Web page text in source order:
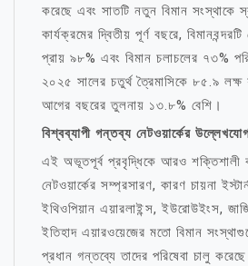
করেছে এবং সাতটি নতুন বিমান সংস্থাকে
কার্যক্রমের দ্বিতীয় পূর্ণ বছরে,
প্রায় ৯৮% এবং বিমান চলাচলের ৭৩%
২০২৫ সালের চতুর্থ ত্রৈমাসিকে ৮৫.৯ লক্ষ
আগের বছরের তুলনায় ১৩.৮% বেশি।
বিশ্বব্যাপী গন্তব্য নেটওয়ার্কের
এই অভূতপূর্ব প্রবৃদ্ধিকে আরও শক্তিশালী
নেটওয়ার্কের সম্প্রসারণ, কারণ চায়না
ইথিওপিয়ান এয়ারলাইন্স, ইউরোউইংস,
ইতিহাদ এয়ারওয়েজের মতো বিমান
প্রধান গন্তব্যে তাদের পরিষেবা চালু করেছে